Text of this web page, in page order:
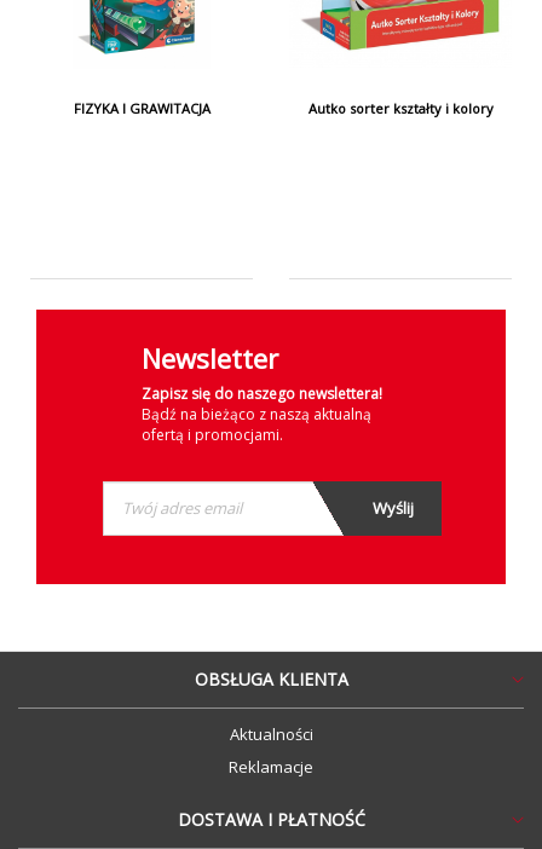
FIZYKA I GRAWITACJA Autko sorter kształty i kolory
Newsletter
Zapisz się do naszego newslettera!
Bądź na bieżąco z naszą aktualną
ofertą i promocjami.
OBSŁUGA KLIENTA
Aktualności
Reklamacje
DOSTAWA I PŁATNOŚĆ